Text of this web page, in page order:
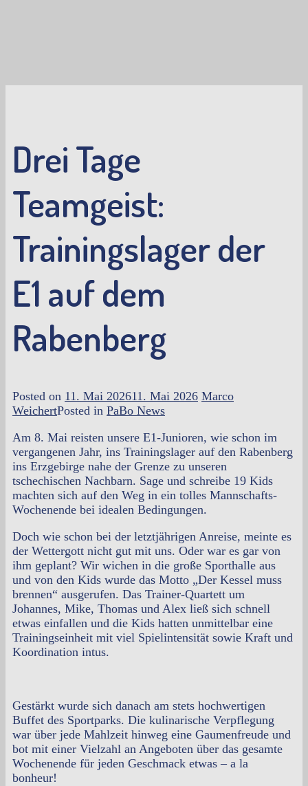
Drei Tage
Teamgeist:
Trainingslager der
E1 auf dem
Rabenberg
Posted on 11. Mai 202611. Mai 2026 Marco
WeichertPosted in PaBo News
Am 8. Mai reisten unsere E1-Junioren, wie schon im
vergangenen Jahr, ins Trainingslager auf den Rabenberg
ins Erzgebirge nahe der Grenze zu unseren
tschechischen Nachbarn. Sage und schreibe 19 Kids
machten sich auf den Weg in ein tolles Mannschafts-
Wochenende bei idealen Bedingungen.
Doch wie schon bei der letztjährigen Anreise, meinte es
der Wettergott nicht gut mit uns. Oder war es gar von
ihm geplant? Wir wichen in die große Sporthalle aus
und von den Kids wurde das Motto „Der Kessel muss
brennen“ ausgerufen. Das Trainer-Quartett um
Johannes, Mike, Thomas und Alex ließ sich schnell
etwas einfallen und die Kids hatten unmittelbar eine
Trainingseinheit mit viel Spielintensität sowie Kraft und
Koordination intus.
Gestärkt wurde sich danach am stets hochwertigen
Buffet des Sportparks. Die kulinarische Verpflegung
war über jede Mahlzeit hinweg eine Gaumenfreude und
bot mit einer Vielzahl an Angeboten über das gesamte
Wochenende für jeden Geschmack etwas – a la
bonheur!